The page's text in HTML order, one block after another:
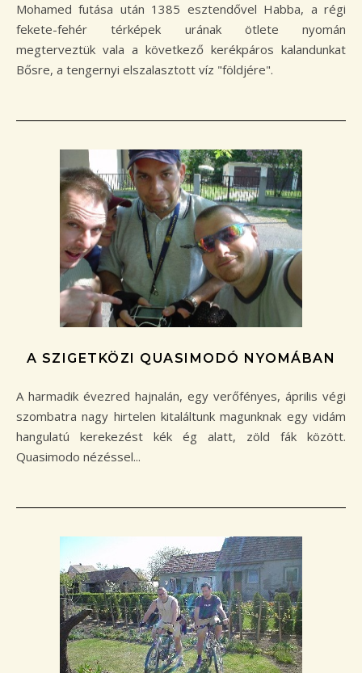
Mohamed futása után 1385 esztendővel Habba, a régi
fekete-fehér térképek urának ötlete nyomán
megterveztük vala a következő kerékpáros kalandunkat
Bősre, a tengernyi elszalasztott víz "földjére".
A SZIGETKÖZI QUASIMODÓ NYOMÁBAN
A harmadik évezred hajnalán, egy verőfényes, április végi
szombatra nagy hirtelen kitaláltunk magunknak egy vidám
hangulatú kerekezést kék ég alatt, zöld fák között.
Quasimodo nézéssel...